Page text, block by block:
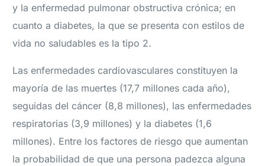
y la enfermedad pulmonar obstructiva crónica; en
cuanto a diabetes, la que se presenta con estilos de
vida no saludables es la tipo 2.
Las enfermedades cardiovasculares constituyen la
mayoría de las muertes (17,7 millones cada año),
seguidas del cáncer (8,8 millones), las enfermedades
respiratorias (3,9 millones) y la diabetes (1,6
millones). Entre los factores de riesgo que aumentan
la probabilidad de que una persona padezca alguna